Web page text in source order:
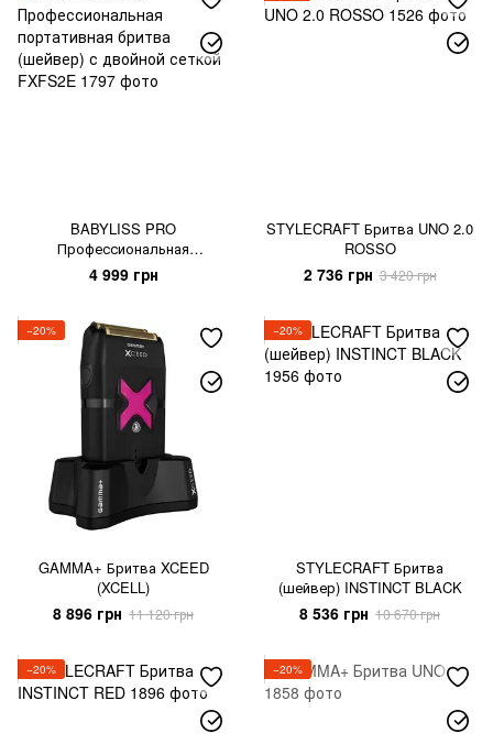
BABYLISS PRO
Профессиональная
портативная бритва (шейвер)
с двойной сеткой FXFS2E
4 999 грн
STYLECRAFT Бритва UNO 2.0
ROSSO
2 736 грн 3 420 грн
−20%
GAMMA+ Бритва XCEED
(XCELL)
8 896 грн 11 120 грн
−20%
STYLECRAFT Бритва
(шейвер) INSTINCT BLACK
8 536 грн 10 670 грн
−20% −20%